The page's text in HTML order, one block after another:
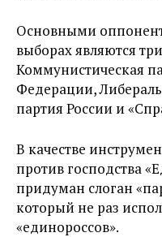
Основными
выборах являются
Коммунистическая
Федерации,
партия России и
В качестве
против господства
придуман слоган
который не раз
«единороссов».